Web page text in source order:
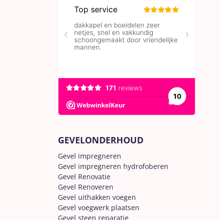
GEVELONDERHOUD
Gevel impregneren
Gevel impregneren hydrofoberen
Gevel Renovatie
Gevel Renoveren
Gevel uithakken voegen
Gevel voegwerk plaatsen
Gevel steen reparatie